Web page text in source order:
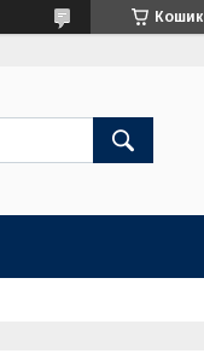
Кошик